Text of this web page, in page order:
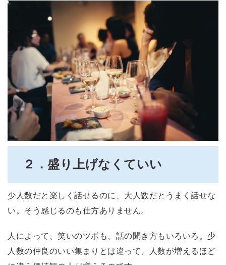
２．盛り上げなくていい
少人数だと楽しく話せるのに、大人数だとうまく話せな
い。そう感じるのも仕方ありません。
人によって、笑いのツボも、話の聞き方もいろいろ。少
人数の仲良のいい集まりとは違って、人数が増えるほど